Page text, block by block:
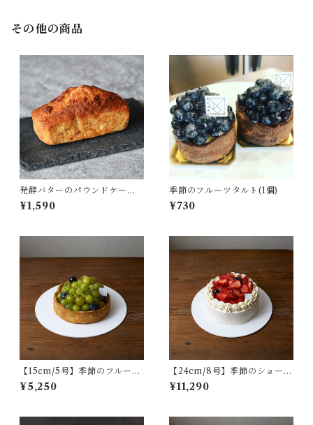
その他の商品
発酵バターのパウンドケーキ
(キャラメル&ナッツ) ／1本
¥1,590
季節のフルーツタルト(1個)
¥730
【15cm/5号】季節のフルーツ
タルト
¥5,250
【24cm/8号】季節のショート
ケーキ
¥11,290